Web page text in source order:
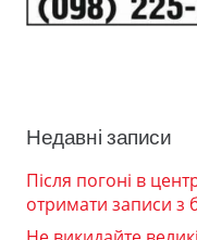
Недавні записи
Після погоні в
отримати записи з